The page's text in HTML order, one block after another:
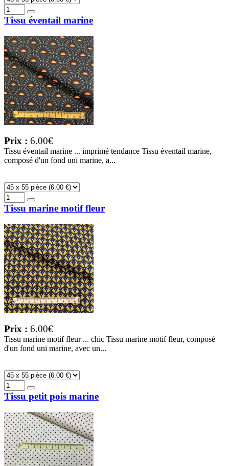
Tissu éventail marine
Prix : 6.00€
Tissu éventail marine ... imprimé tendance Tissu éventail marine,
composé d'un fond uni marine, a...
Tissu marine motif fleur
Prix : 6.00€
Tissu marine motif fleur ... chic Tissu marine motif fleur, composé
d'un fond uni marine, avec un...
Tissu petit pois marine